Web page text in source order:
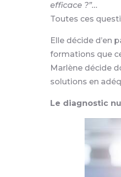
efficace ?”...
Toutes ces
Elle décide d’en
formations que
Marlène décide
solutions en
Le diagnostic